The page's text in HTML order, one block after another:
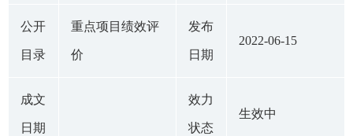
公开
目录
重点项目绩效评
价
发布
日期
2022-06-15
成文
日期
效力
状态
生效中